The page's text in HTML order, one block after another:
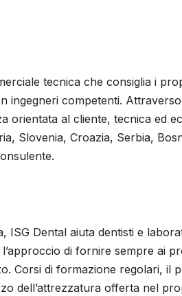
tecnica che consiglia i
ingegneri competenti. Attraverso
orientata al cliente, tecnica ed
Slovenia, Croazia, Serbia,
ISG Dental aiuta dentisti e
di fornire sempre ai
Corsi di formazione regolari, il
dell’attrezzatura offerta nel